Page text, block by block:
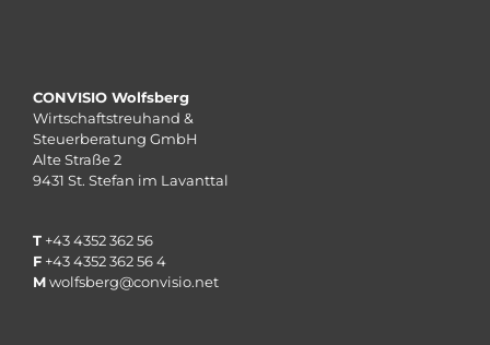
CONVISIO Wolfsberg
Wirtschaftstreuhand &
Steuerberatung GmbH
Alte Straße 2
9431 St. Stefan im Lavanttal
T +43 4352 362 56
F +43 4352 362 56 4
Mwolfsberg@convisio.net